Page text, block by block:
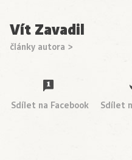
Vít Zavadil
články autora >
Sdílet na Facebook Sdílet